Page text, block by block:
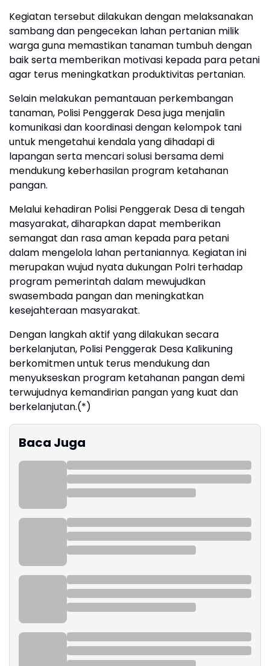
Kegiatan tersebut dilakukan dengan melaksanakan
sambang dan pengecekan lahan pertanian milik
warga guna memastikan tanaman tumbuh dengan
baik serta memberikan motivasi kepada para petani
agar terus meningkatkan produktivitas pertanian.
Selain melakukan pemantauan perkembangan
tanaman, Polisi Penggerak Desa juga menjalin
komunikasi dan koordinasi dengan kelompok tani
untuk mengetahui kendala yang dihadapi di
lapangan serta mencari solusi bersama demi
mendukung keberhasilan program ketahanan
pangan.
Melalui kehadiran Polisi Penggerak Desa di tengah
masyarakat, diharapkan dapat memberikan
semangat dan rasa aman kepada para petani
dalam mengelola lahan pertaniannya. Kegiatan ini
merupakan wujud nyata dukungan Polri terhadap
program pemerintah dalam mewujudkan
swasembada pangan dan meningkatkan
kesejahteraan masyarakat.
Dengan langkah aktif yang dilakukan secara
berkelanjutan, Polisi Penggerak Desa Kalikuning
berkomitmen untuk terus mendukung dan
menyukseskan program ketahanan pangan demi
terwujudnya kemandirian pangan yang kuat dan
berkelanjutan.(*)
Baca Juga